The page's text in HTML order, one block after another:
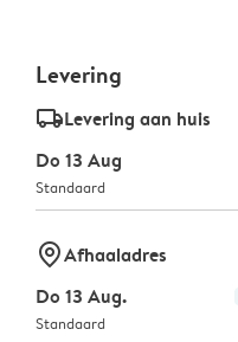
Levering
delivery_standard_v2Levering aan huis
Do 13 Aug
Standaard
marker-pinAfhaaladres
Do 13 Aug.
Standaard